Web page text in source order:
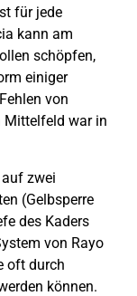
für jede
kann am
schöpfen,
einiger
von
Mittelfeld war in
zwei
(Gelbsperre
des Kaders
von Rayo
oft durch
können.